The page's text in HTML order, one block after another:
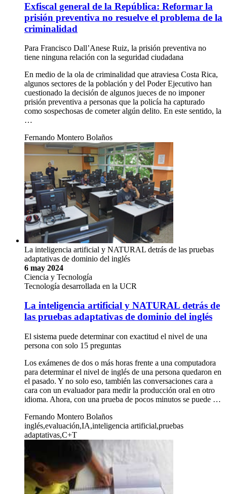
Exfiscal general de la República: Reformar la
prisión preventiva no resuelve el problema de la
criminalidad
Para Francisco Dall’Anese Ruiz, la prisión preventiva no
tiene ninguna relación con la seguridad ciudadana
En medio de la ola de criminalidad que atraviesa Costa Rica,
algunos sectores de la población y del Poder Ejecutivo han
cuestionado la decisión de algunos jueces de no imponer
prisión preventiva a personas que la policía ha capturado
como sospechosas de cometer algún delito. En este sentido, la
…
Fernando Montero Bolaños
La inteligencia artificial y NATURAL detrás de las pruebas
adaptativas de dominio del inglés
6 may 2024
Ciencia y Tecnología
Tecnología desarrollada en la UCR
La inteligencia artificial y NATURAL detrás de
las pruebas adaptativas de dominio del inglés
El sistema puede determinar con exactitud el nivel de una
persona con solo 15 preguntas
Los exámenes de dos o más horas frente a una computadora
para determinar el nivel de inglés de una persona quedaron en
el pasado. Y no solo eso, también las conversaciones cara a
cara con un evaluador para medir la producción oral en otro
idioma. Ahora, con una prueba de pocos minutos se puede …
Fernando Montero Bolaños
inglés,evaluación,IA,inteligencia artificial,pruebas
adaptativas,C+T